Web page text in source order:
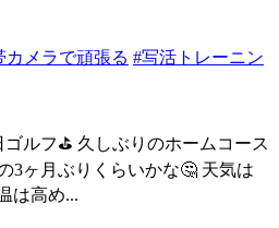
カメラで頑張る #写活トレーニン
ルフ⛳️ 久しぶりのホームコース
3ヶ月ぶりくらいかな🤔 天気は
は高め...